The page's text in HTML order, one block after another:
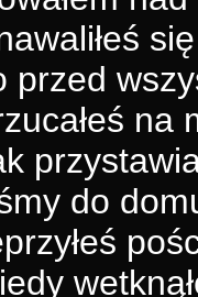
przed
na
do